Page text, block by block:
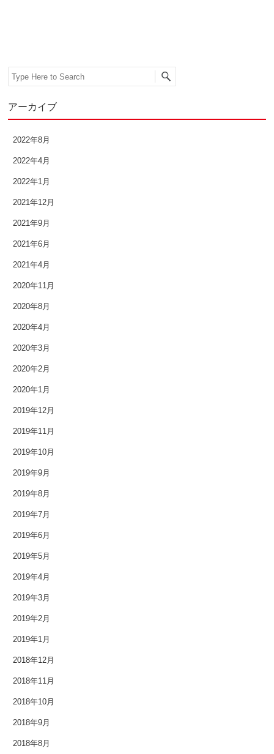
2012年11月
2012年9月
Search
アーカイブ
2022年8月
2022年4月
2022年1月
2021年12月
2021年9月
2021年6月
2021年4月
2020年11月
2020年8月
2020年4月
2020年3月
2020年2月
2020年1月
2019年12月
2019年11月
2019年10月
2019年9月
2019年8月
2019年7月
2019年6月
2019年5月
2019年4月
2019年3月
2019年2月
2019年1月
2018年12月
2018年11月
2018年10月
2018年9月
2018年8月